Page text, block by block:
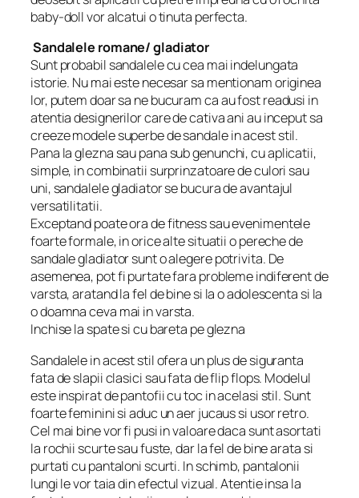
baby-doll vor alcatui o tinuta perfecta.
Sandalele romane/ gladiator
Sunt probabil sandalele cu cea mai indelungata
istorie. Nu mai este necesar sa mentionam originea
lor, putem doar sa ne bucuram ca au fost readusi in
atentia designerilor care de cativa ani au inceput sa
creeze modele superbe de sandale in acest stil.
Pana la glezna sau pana sub genunchi, cu aplicatii,
simple, in combinatii surprinzatoare de culori sau
uni, sandalele gladiator se bucura de avantajul
versatilitatii.
Exceptand poate ora de fitness sau evenimentele
foarte formale, in orice alte situatii o pereche de
sandale gladiator sunt o alegere potrivita. De
asemenea, pot fi purtate fara probleme indiferent de
varsta, aratand la fel de bine si la o adolescenta si la
o doamna ceva mai in varsta.
Inchise la spate si cu bareta pe glezna
Sandalele in acest stil ofera un plus de siguranta
fata de slapii clasici sau fata de flip flops. Modelul
este inspirat de pantofii cu toc in acelasi stil. Sunt
foarte feminini si aduc un aer jucaus si usor retro.
Cel mai bine vor fi pusi in valoare daca sunt asortati
la rochii scurte sau fuste, dar la fel de bine arata si
purtati cu pantaloni scurti. In schimb, pantalonii
lungi le vor taia din efectul vizual. Atentie insa la